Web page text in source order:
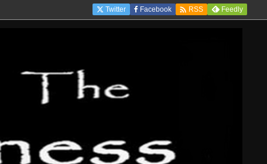
Twitter Facebook  RSS Feedly